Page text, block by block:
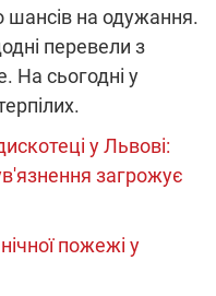
шансів на одужання.
перевели з
На сьогодні у
у Львові:
загрожує
пожежі у